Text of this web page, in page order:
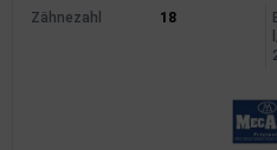
Zähnezahl 18